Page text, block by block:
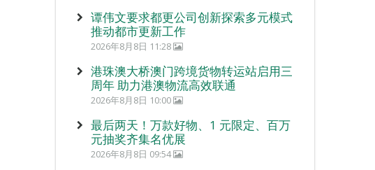
谭伟文要求都更公司创新探索多元模式
推动都市更新工作
2026年8月8日 11:28
港珠澳大桥澳门跨境货物转运站启用三
周年 助力港澳物流高效联通
2026年8月8日 10:00
最后两天！万款好物、1 元限定、百万
元抽奖齐集名优展
2026年8月8日 09:54